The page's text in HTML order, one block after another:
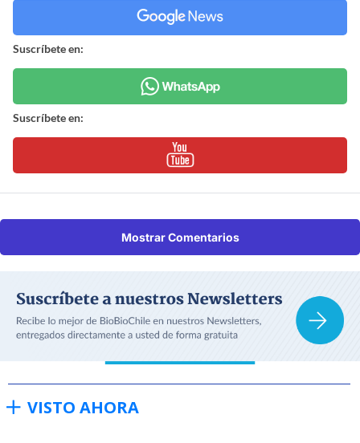
Suscríbete en:
Suscríbete en:
Mostrar Comentarios
VISTO AHORA